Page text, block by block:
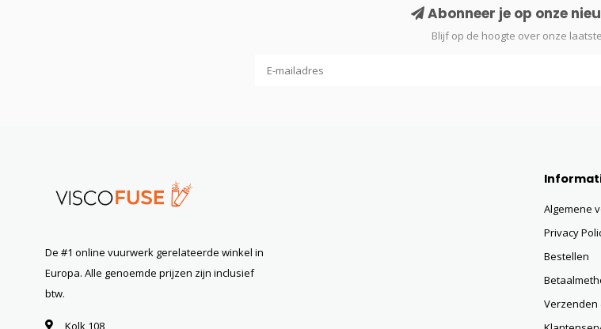
Abonneer je op onze
Blijf op de hoogte over onze
De #1 online vuurwerk gerelateerde winkel in
Europa. Alle genoemde prijzen zijn inclusief
btw.
Kolk 108
Algemene
Privacy
Bestellen
Verzenden